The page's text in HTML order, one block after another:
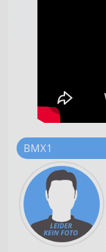
BMX1